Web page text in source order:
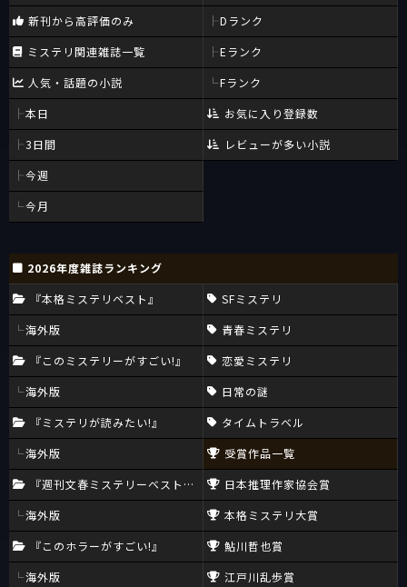
新刊から高評価のみ
ミステリ関連雑誌一覧
人気・話題の小説
本日
3日間
今週
今月
Dランク
Eランク
Fランク
お気に入り登録数
レビューが多い小説
2026年度雑誌ランキング
『本格ミステリベスト』
海外版
『このミステリーがすごい!』
海外版
『ミステリが読みたい!』
海外版
『週刊文春ミステリーベスト10』
海外版
『このホラーがすごい!』
海外版
SFミステリ
青春ミステリ
恋愛ミステリ
日常の謎
タイムトラベル
受賞作品一覧
日本推理作家協会賞
本格ミステリ大賞
鮎川哲也賞
江戸川乱歩賞